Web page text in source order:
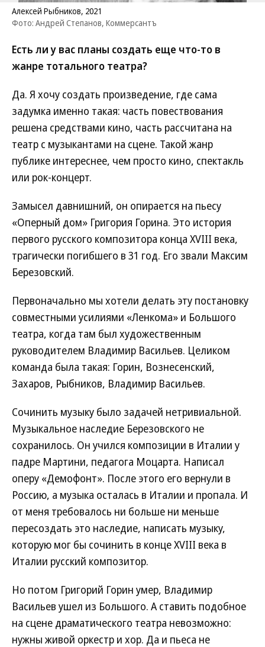
Алексей Рыбников, 2021
Фото: Андрей Степанов, Коммерсантъ
Есть ли у вас планы создать еще что-то в
жанре тотального театра?
Да. Я хочу создать произведение, где сама
задумка именно такая: часть повествования
решена средствами кино, часть рассчитана на
театр с музыкантами на сцене. Такой жанр
публике интереснее, чем просто кино, спектакль
или рок-концерт.
Замысел давнишний, он опирается на пьесу
«Оперный дом» Григория Горина. Это история
первого русского композитора конца XVIII века,
трагически погибшего в 31 год. Его звали Максим
Березовский.
Первоначально мы хотели делать эту постановку
совместными усилиями «Ленкома» и Большого
театра, когда там был художественным
руководителем Владимир Васильев. Целиком
команда была такая: Горин, Вознесенский,
Захаров, Рыбников, Владимир Васильев.
Сочинить музыку было задачей нетривиальной.
Музыкальное наследие Березовского не
сохранилось. Он учился композиции в Италии у
падре Мартини, педагога Моцарта. Написал
оперу «Демофонт». После этого его вернули в
Россию, а музыка осталась в Италии и пропала. И
от меня требовалось ни больше ни меньше
пересоздать это наследие, написать музыку,
которую мог бы сочинить в конце XVIII века в
Италии русский композитор.
Но потом Григорий Горин умер, Владимир
Васильев ушел из Большого. А ставить подобное
на сцене драматического театра невозможно:
нужны живой оркестр и хор. Да и пьеса не